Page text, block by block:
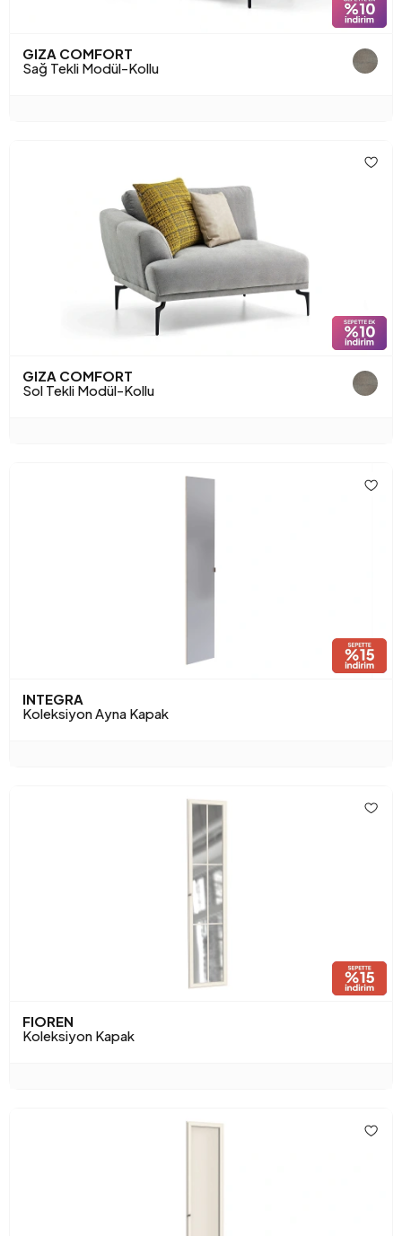
GIZA COMFORT
Sağ Tekli Modül-Kollu
GIZA COMFORT
Sol Tekli Modül-Kollu
INTEGRA
Koleksiyon Ayna Kapak
FIOREN
Koleksiyon Kapak